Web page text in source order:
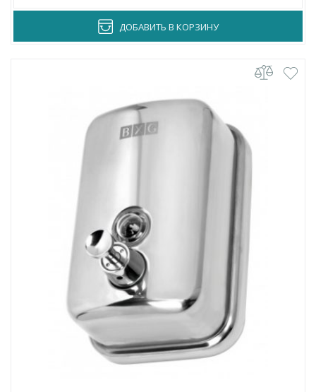
ДОБАВИТЬ В КОРЗИНУ